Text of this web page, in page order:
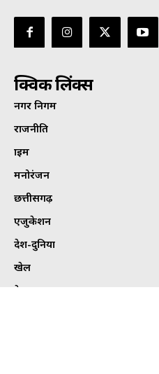
क्विक लिंक्स
नगर निगम
राजनीति
क्राइम
मनोरंजन
छत्तीसगढ़
एजुकेशन
देश-दुनिया
खेल
हेल्थ